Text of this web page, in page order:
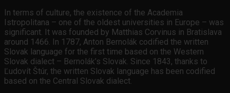
In terms of culture, the existence of the Academia
Istropolitana – one of the oldest universities in Europe – was
significant. It was founded by Matthias Corvinus in Bratislava
around 1466. In 1787, Anton Bernolák codified the written
Slovak language for the first time based on the Western
Slovak dialect – Bernolák’s Slovak. Since 1843, thanks to
Ľudovít Štúr, the written Slovak language has been codified
based on the Central Slovak dialect.